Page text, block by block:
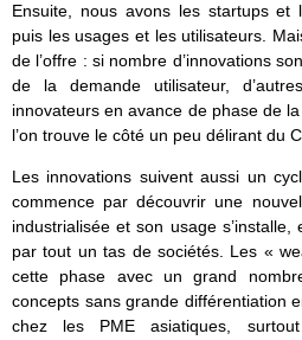
Ensuite, nous avons les startups et
puis les usages et les utilisateurs.
de l’offre : si nombre d’innovations
de la demande utilisateur,
innovateurs en avance de phase de
l’on trouve le côté un peu délirant du
Les innovations suivent aussi un
commence par découvrir une
industrialisée et son usage s’installe,
par tout un tas de sociétés. Les «
cette phase avec un grand
concepts sans grande différentiation
chez les PME asiatiques,